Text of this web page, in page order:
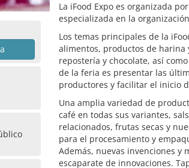
La iFood Expo es organizada
especializada en la
Los temas principales de la
alimentos, productos de harina
repostería y chocolate, así
de la feria es presentar las
productores y facilitar el inicio
Una amplia variedad de
café en todas sus variantes,
relacionados, frutas secas y
para el procesamiento y
Además, nuevas invenciones y
escaparate de innovaciones.